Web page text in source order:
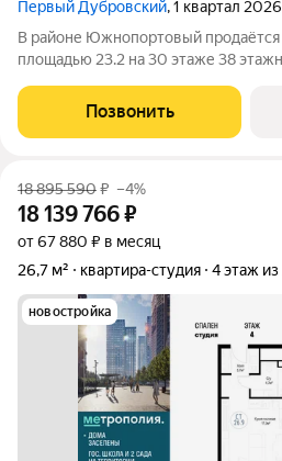
Первый Дубровский, 1 квартал 2026
В районе Южнопортовый продаётся
площадью 23.2 на 30 этаже 38
расположение 5 минут пешком до
«Волгоградский проспект». 7 минут
Позвонить
18 895 590₽ –4%
18 139 766₽
от 67 880 ₽ в месяц
26,7 м²
квартира-студия 4 этаж из
новостройка